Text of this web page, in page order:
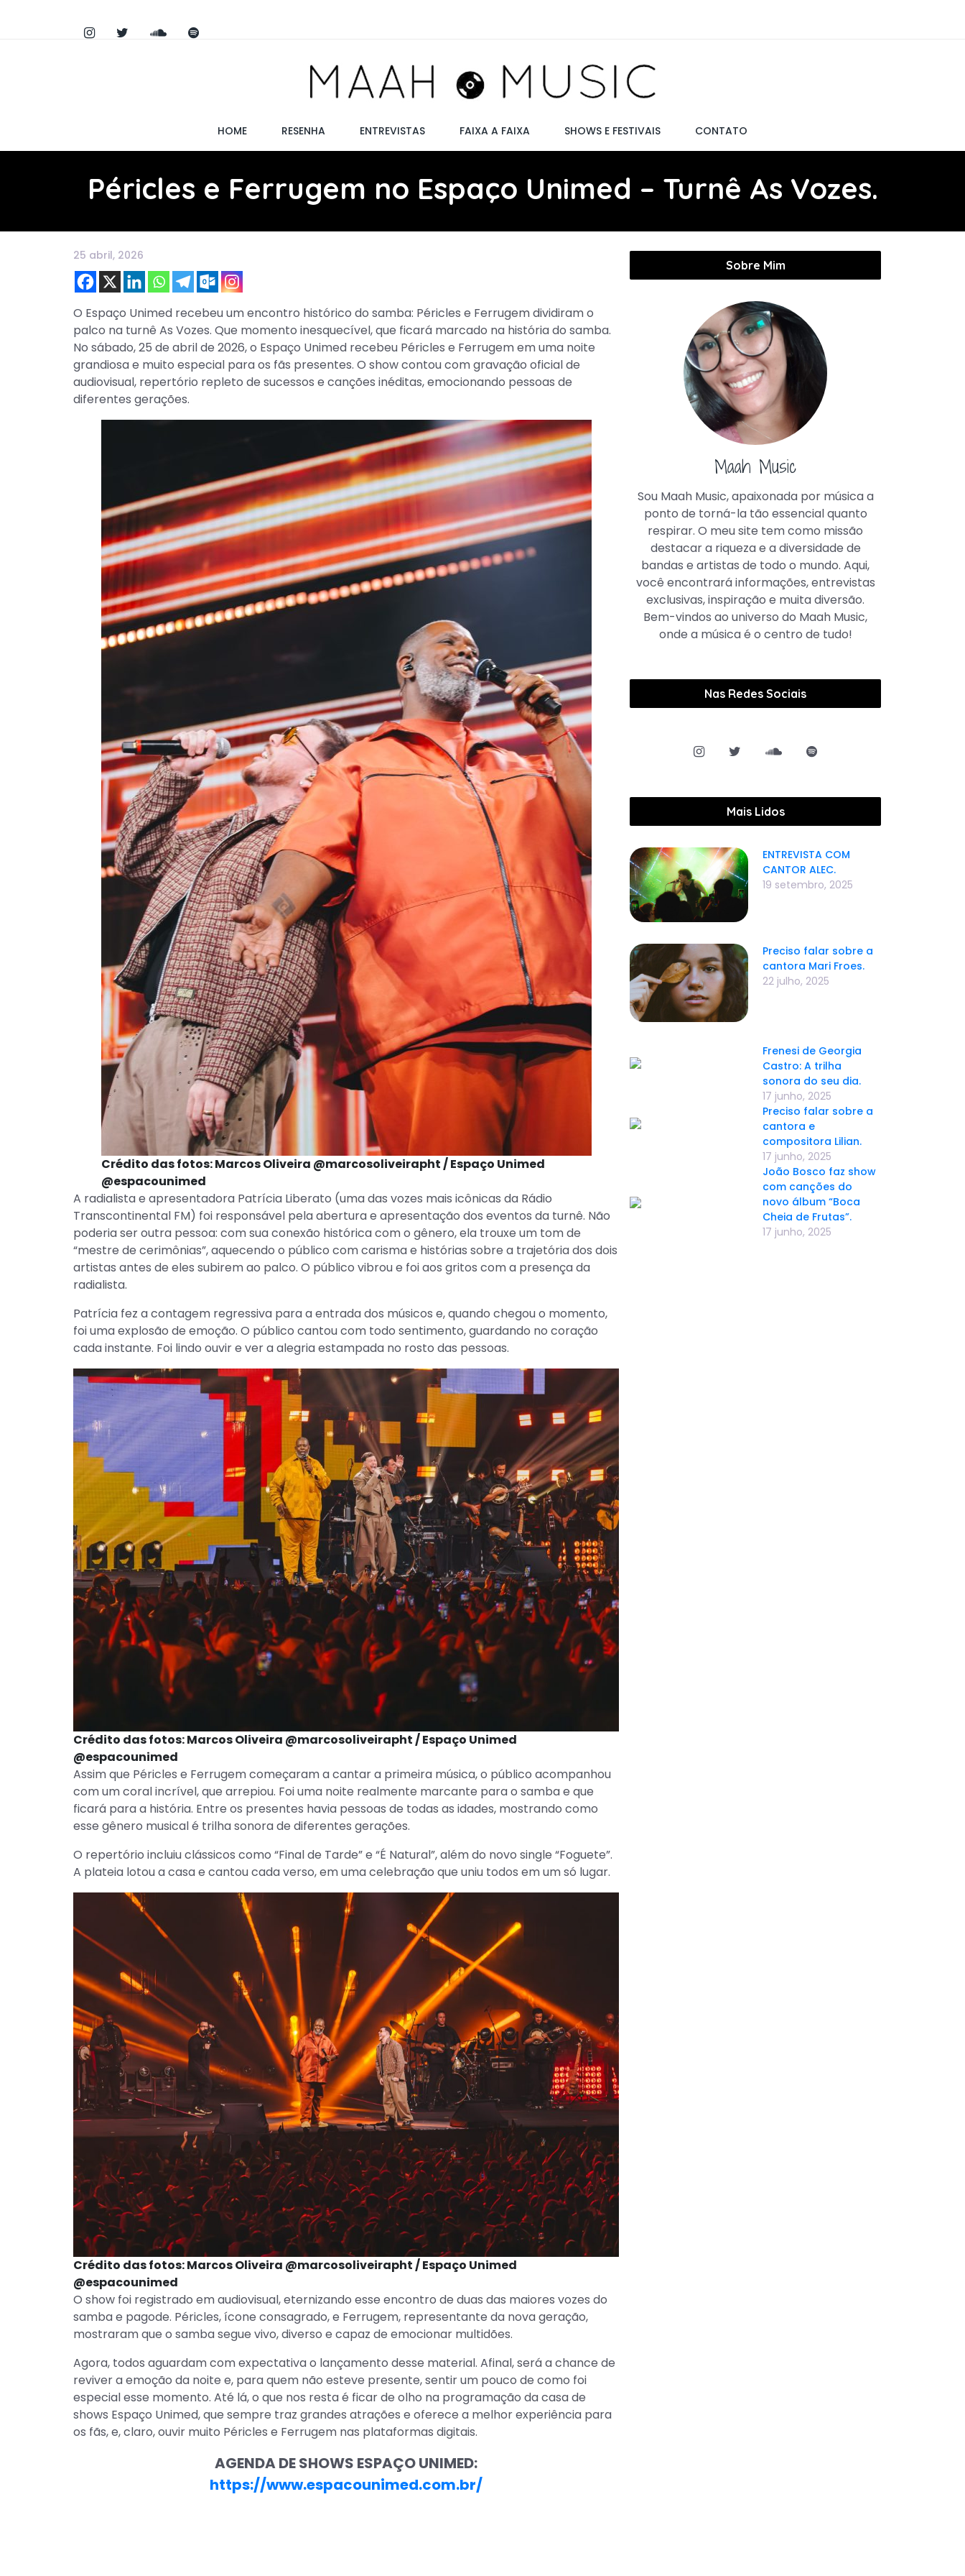
HOME RESENHA ENTREVISTAS FAIXA A FAIXA SHOWS E FESTIVAIS CONTATO
Péricles e Ferrugem no Espaço Unimed – Turnê As Vozes.
25 abril, 2026
O Espaço Unimed recebeu um encontro histórico do samba: Péricles e Ferrugem dividiram o
palco na turnê As Vozes. Que momento inesquecível, que ficará marcado na história do samba.
No sábado, 25 de abril de 2026, o Espaço Unimed recebeu Péricles e Ferrugem em uma noite
grandiosa e muito especial para os fãs presentes. O show contou com gravação oficial de
audiovisual, repertório repleto de sucessos e canções inéditas, emocionando pessoas de
diferentes gerações.
Crédito das fotos: Marcos Oliveira @marcosoliveirapht / Espaço Unimed
@espacounimed
A radialista e apresentadora Patrícia Liberato (uma das vozes mais icônicas da Rádio
Transcontinental FM) foi responsável pela abertura e apresentação dos eventos da turnê. Não
poderia ser outra pessoa: com sua conexão histórica com o gênero, ela trouxe um tom de
“mestre de cerimônias”, aquecendo o público com carisma e histórias sobre a trajetória dos dois
artistas antes de eles subirem ao palco. O público vibrou e foi aos gritos com a presença da
radialista.
Patrícia fez a contagem regressiva para a entrada dos músicos e, quando chegou o momento,
foi uma explosão de emoção. O público cantou com todo sentimento, guardando no coração
cada instante. Foi lindo ouvir e ver a alegria estampada no rosto das pessoas.
Crédito das fotos: Marcos Oliveira @marcosoliveirapht / Espaço Unimed
@espacounimed
Assim que Péricles e Ferrugem começaram a cantar a primeira música, o público acompanhou
com um coral incrível, que arrepiou. Foi uma noite realmente marcante para o samba e que
ficará para a história. Entre os presentes havia pessoas de todas as idades, mostrando como
esse gênero musical é trilha sonora de diferentes gerações.
O repertório incluiu clássicos como “Final de Tarde” e “É Natural”, além do novo single “Foguete”.
A plateia lotou a casa e cantou cada verso, em uma celebração que uniu todos em um só lugar.
Crédito das fotos: Marcos Oliveira @marcosoliveirapht / Espaço Unimed
@espacounimed
O show foi registrado em audiovisual, eternizando esse encontro de duas das maiores vozes do
samba e pagode. Péricles, ícone consagrado, e Ferrugem, representante da nova geração,
mostraram que o samba segue vivo, diverso e capaz de emocionar multidões.
Agora, todos aguardam com expectativa o lançamento desse material. Afinal, será a chance de
reviver a emoção da noite e, para quem não esteve presente, sentir um pouco de como foi
especial esse momento. Até lá, o que nos resta é ficar de olho na programação da casa de
shows Espaço Unimed, que sempre traz grandes atrações e oferece a melhor experiência para
os fãs, e, claro, ouvir muito Péricles e Ferrugem nas plataformas digitais.
AGENDA DE SHOWS ESPAÇO UNIMED:
https://www.espacounimed.com.br/
Sobre Mim
Maah Music
Sou Maah Music, apaixonada por música a
ponto de torná-la tão essencial quanto
respirar. O meu site tem como missão
destacar a riqueza e a diversidade de
bandas e artistas de todo o mundo. Aqui,
você encontrará informações, entrevistas
exclusivas, inspiração e muita diversão.
Bem-vindos ao universo do Maah Music,
onde a música é o centro de tudo!
Nas Redes Sociais
Mais Lidos
ENTREVISTA COM
CANTOR ALEC.
19 setembro, 2025
Preciso falar sobre a
cantora Mari Froes.
22 julho, 2025
Frenesi de Georgia
Castro: A trilha
sonora do seu dia.
17 junho, 2025
Preciso falar sobre a
cantora e
compositora Lilian.
17 junho, 2025
João Bosco faz show
com canções do
novo álbum “Boca
Cheia de Frutas”.
17 junho, 2025